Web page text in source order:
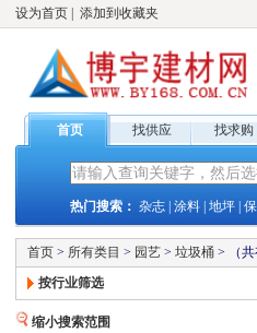
设为首页 添加到收藏夹
首页 找供应 找求购
热门搜索： 杂志 涂料 地坪
首页 > 所有类目 > 园艺 > 垃圾桶 > （
按行业筛选
缩小搜索范围